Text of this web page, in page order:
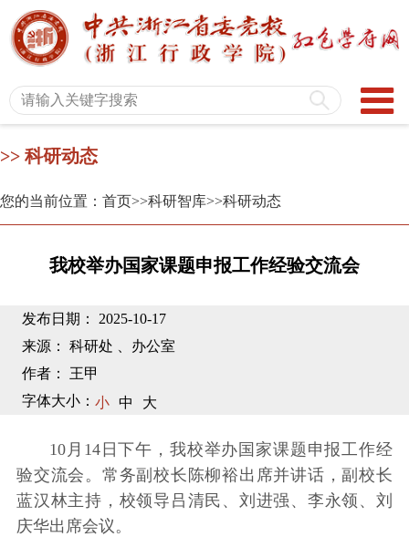
>> 科研动态
您的当前位置：首页>>科研智库>>科研动态
我校举办国家课题申报工作经验交流会
发布日期： 2025-10-17
来源： 科研处 、办公室
作者： 王甲
字体大小： 小 中 大
10月14日下午，我校举办国家课题申报工作经
验交流会。常务副校长陈柳裕出席并讲话，副校长
蓝汉林主持，校领导吕清民、刘进强、李永领、刘
庆华出席会议。